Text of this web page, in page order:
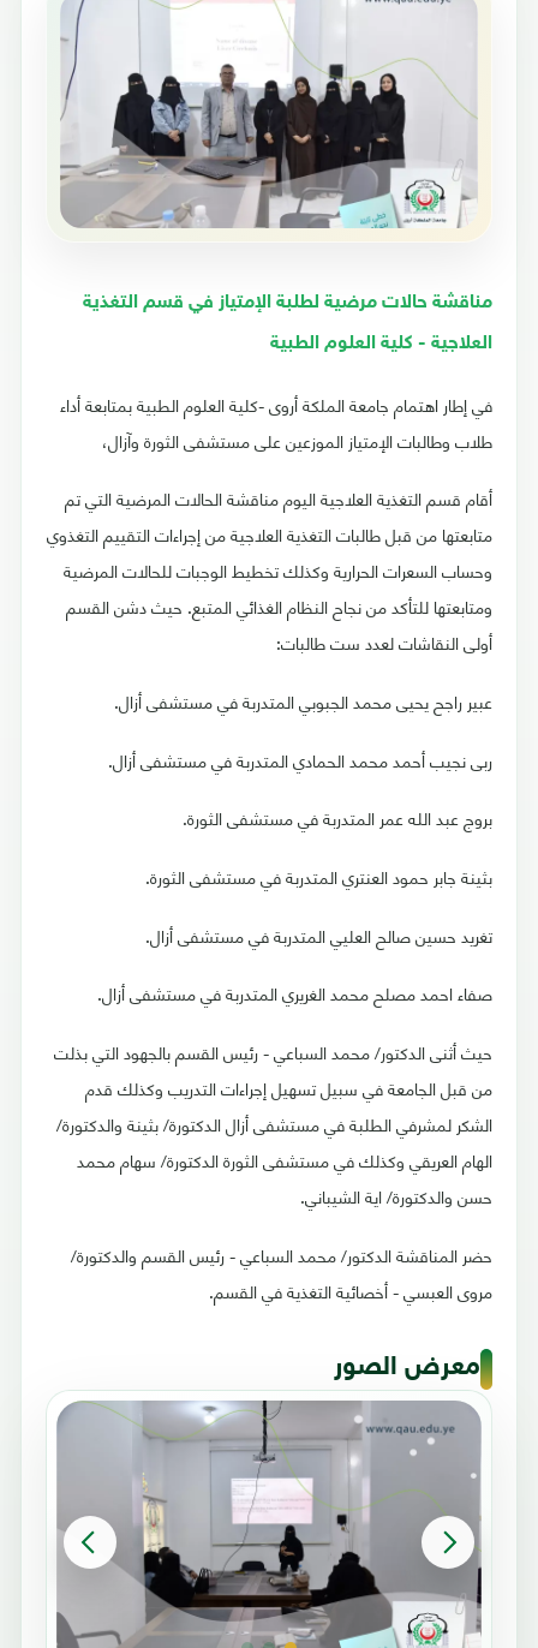
مناقشة حالات مرضية لطلبة الإمتياز في قسم التغذية
العلاجية - كلية العلوم الطبية
في إطار اهتمام جامعة الملكة أروى -كلية العلوم الطبية بمتابعة أداء
طلاب وطالبات الإمتياز الموزعين على مستشفى الثورة وآزال،
أقام قسم التغذية العلاجية اليوم مناقشة الحالات المرضية التي تم
متابعتها من قبل طالبات التغذية العلاجية من إجراءات التقييم التغذوي
وحساب السعرات الحرارية وكذلك تخطيط الوجبات للحالات المرضية
ومتابعتها للتأكد من نجاح النظام الغذائي المتبع. حيث دشن القسم
أولى النقاشات لعدد ست طالبات:
عبير راجح يحيى محمد الجبوبي المتدربة في مستشفى أزال.
ربى نجيب أحمد محمد الحمادي المتدربة في مستشفى أزال.
بروج عبد الله عمر المتدربة في مستشفى الثورة.
بثينة جابر حمود العنتري المتدربة في مستشفى الثورة.
تغريد حسين صالح العليي المتدربة في مستشفى أزال.
صفاء احمد مصلح محمد الغريري المتدربة في مستشفى أزال.
حيث أثنى الدكتور/ محمد السباعي - رئيس القسم بالجهود التي بذلت
من قبل الجامعة في سبيل تسهيل إجراءات التدريب وكذلك قدم
الشكر لمشرفي الطلبة في مستشفى أزال الدكتورة/ بثينة والدكتورة/
الهام العريقي وكذلك في مستشفى الثورة الدكتورة/ سهام محمد
حسن والدكتورة/ اية الشيباني.
حضر المناقشة الدكتور/ محمد السباعي - رئيس القسم والدكتورة/
مروى العبسي - أخصائية التغذية في القسم.
معرض الصور